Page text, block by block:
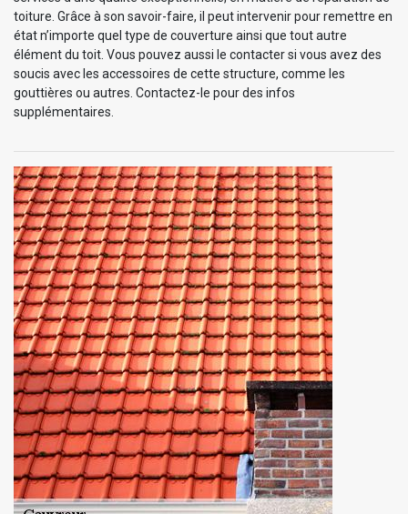
toiture. Grâce à son savoir-faire, il peut intervenir pour remettre en
état n’importe quel type de couverture ainsi que tout autre
élément du toit. Vous pouvez aussi le contacter si vous avez des
soucis avec les accessoires de cette structure, comme les
gouttières ou autres. Contactez-le pour des infos
supplémentaires.